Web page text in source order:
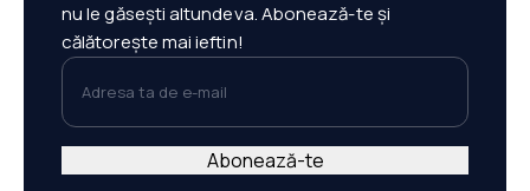
nu le găsești altundeva. Abonează-te și
călătorește mai ieftin!
Adresa ta de e-mail
Abonează-te